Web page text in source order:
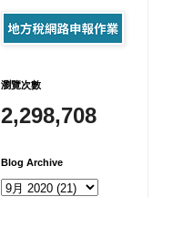
瀏覽次數
2,298,708
Blog Archive